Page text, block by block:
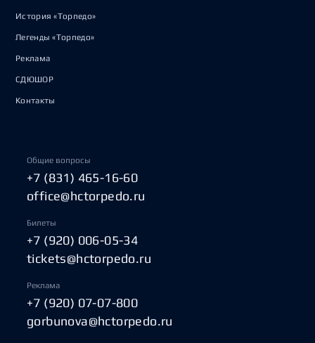
История «Торпедо»
Легенды «Торпедо»
Реклама
СДЮШОР
Контакты
Общие вопросы
+7 (831) 465-16-60
office@hctorpedo.ru
Билеты
+7 (920) 006-05-34
tickets@hctorpedo.ru
Реклама
+7 (920) 07-07-800
gorbunova@hctorpedo.ru